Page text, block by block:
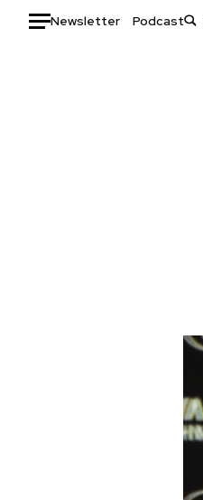
Newsletter Podcast